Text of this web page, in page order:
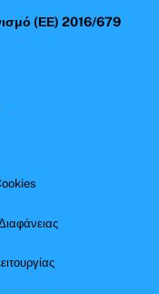
(ΕΕ) 2016/679